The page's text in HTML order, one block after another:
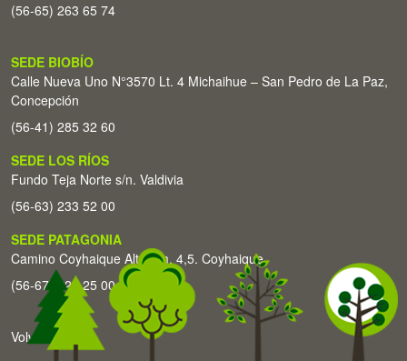
(56-65) 263 65 74
SEDE BIOBÍO
Calle Nueva Uno N°3570 Lt. 4 Michaihue – San Pedro de La Paz,
Concepción
(56-41) 285 32 60
SEDE LOS RÍOS
Fundo Teja Norte s/n. Valdivia
(56-63) 233 52 00
SEDE PATAGONIA
Camino Coyhaique Alto Km. 4,5. Coyhaique
(56-67) 226 25 00
Volver arriba